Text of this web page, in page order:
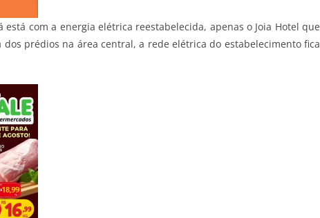
com a energia elétrica reestabelecida, apenas o Joia Hotel que
prédios na área central, a rede elétrica do estabelecimento fica